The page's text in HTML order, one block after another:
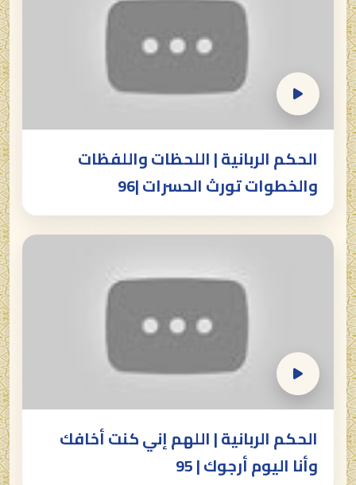
الحكم الربانية | اللحظات واللفظات
والخطوات تورث الحسرات |96
الحكم الربانية | اللهم إني كنت أخافك
وأنا اليوم أرجوك | 95